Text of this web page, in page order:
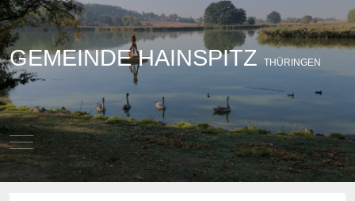
GEMEINDE HAINSPITZ THÜRINGEN
Mobile Menu Toggle